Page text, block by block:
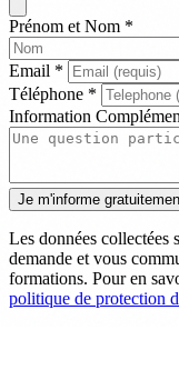
Prénom et Nom *
Email *
Téléphone *
Information
Les données collectées
demande et vous
formations. Pour en
politique de protection